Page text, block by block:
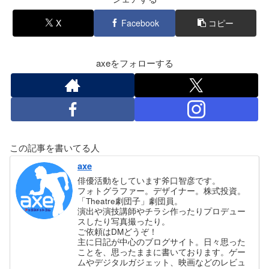
X Facebook コピー
axeをフォローする
この記事を書いてる人
axe
俳優活動をしています斧口智彦です。
フォトグラファー。デザイナー。株式投資。
「Theatre劇団子」劇団員。
演出や演技講師やチラシ作ったりプロデュー
スしたり写真撮ったり。
ご依頼はDMどうぞ！
主に日記が中心のブログサイト。日々思った
ことを、思ったままに書いております。ゲー
ムやデジタルガジェット、映画などのレビュ